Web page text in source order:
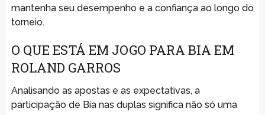
mantenha seu desempenho e a confiança ao longo do
torneio.
O QUE ESTÁ EM JOGO PARA BIA EM
ROLAND GARROS
Analisando as apostas e as expectativas, a
participação de Bia nas duplas significa não só uma